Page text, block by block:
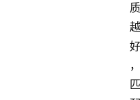
质
越
好
，
匹